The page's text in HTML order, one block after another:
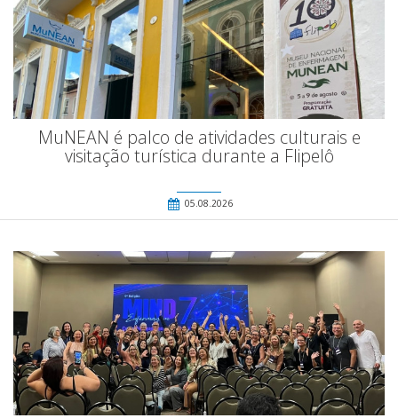
MuNEAN é palco de atividades culturais e
visitação turística durante a Flipelô
05.08.2026